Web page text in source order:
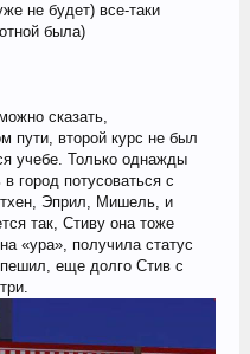
не будет) все-таки
была)
сказать,
пути, второй курс не был
учебе. Только однажды
город потусоваться с
Эприл, Мишель, и
так, Стиву она тоже
«ура», получила статус
еще долго Стив с